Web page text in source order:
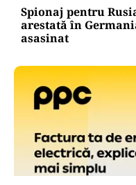
Spionaj pentru
arestată în
asasinat